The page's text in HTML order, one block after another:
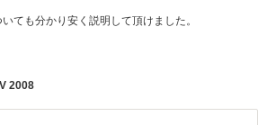
ても分かり安く説明して頂けました。
2008